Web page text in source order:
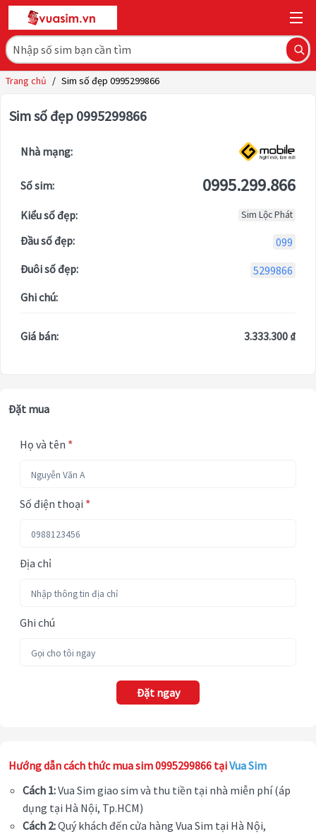
Trang chủ / Sim số đẹp 0995299866
Sim số đẹp 0995299866
Nhà mạng:
Số sim: 0995.299.866
Kiểu số đẹp: Sim Lộc Phát
Đầu số đẹp:
099
Đuôi số đẹp:
5299866
Ghi chú:
Giá bán: 3.333.300 ₫
Đặt mua
Họ và tên *
Số điện thoại *
Địa chỉ
Ghi chú
Đặt ngay
Hướng dẫn cách thức mua sim 0995299866 tạiVua Sim
Cách 1:Vua Sim giao sim và thu tiền tại nhà miễn phí (áp
dụng tại Hà Nội, Tp.HCM)
Cách 2:Quý khách đến cửa hàng Vua Sim tại Hà Nội,